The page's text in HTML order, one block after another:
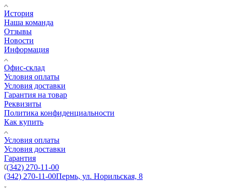
История
Наша команда
Отзывы
Новости
Информация
Офис-склад
Условия оплаты
Условия доставки
Гарантия на товар
Реквизиты
Политика конфиденциальности
Как купить
Условия оплаты
Условия доставки
Гарантия
(342) 270-11-00
(342) 270-11-00Пермь, ул. Норильская, 8